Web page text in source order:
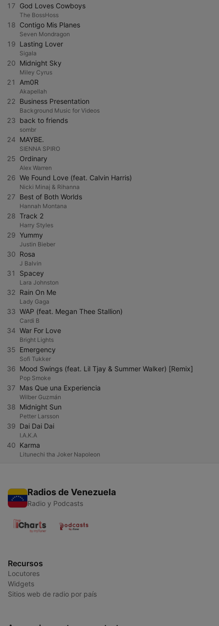
17 God Loves Cowboys
The BossHoss
18 Contigo Mis Planes
Seven Mondragon
19 Lasting Lover
Sigala
20 Midnight Sky
Miley Cyrus
21 Am0R
Akapellah
22 Business Presentation
Background Music for Videos
23 back to friends
sombr
24 MAYBE.
SIENNA SPIRO
25 Ordinary
Alex Warren
26 We Found Love (feat. Calvin Harris)
Nicki Minaj & Rihanna
27 Best of Both Worlds
Hannah Montana
28 Track 2
Harry Styles
29 Yummy
Justin Bieber
30 Rosa
J Balvin
31 Spacey
Lara Johnston
32 Rain On Me
Lady Gaga
33 WAP (feat. Megan Thee Stallion)
Cardi B
34 War For Love
Bright Lights
35 Emergency
Sofi Tukker
36 Mood Swings (feat. Lil Tjay & Summer Walker) [Remix]
Pop Smoke
37 Mas Que una Experiencia
Wilber Guzmán
38 Midnight Sun
Petter Larsson
39 Dai Dai Dai
I.A.K.A
40 Karma
Litunechi tha Joker Napoleon
Radios de Venezuela
Radio y Podcasts
Recursos
Locutores
Widgets
Sitios web de radio por país